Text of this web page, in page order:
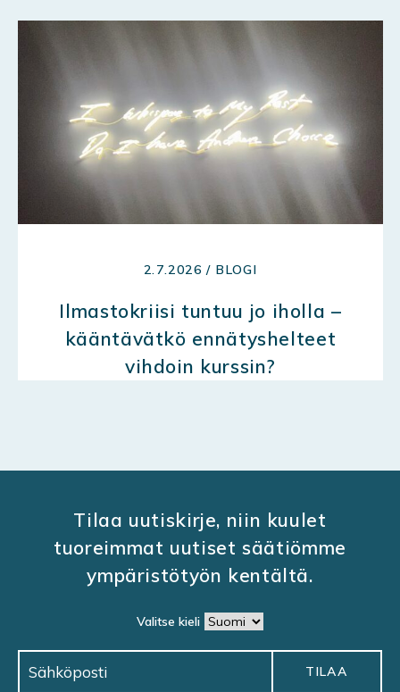
2.7.2026 / BLOGI
Ilmastokriisi tuntuu jo iholla –
kääntävätkö ennätyshelteet
vihdoin kurssin?
Tilaa uutiskirje, niin kuulet
tuoreimmat uutiset säätiömme
ympäristötyön kentältä.
Valitse kieli